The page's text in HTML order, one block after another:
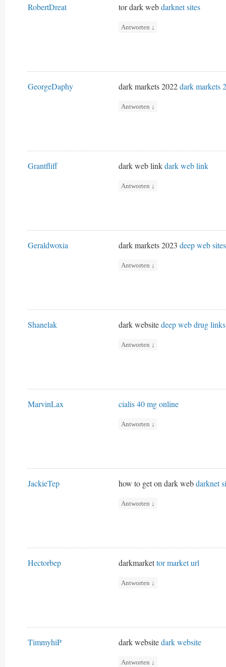
RobertDreat tor dark webdarknet sites
Antworten ↓
GeorgeDaphy dark markets 2022dark markets
Antworten ↓
Grantfliff dark web linkdark web link
Antworten ↓
Geraldwoxia dark markets 2023 deep web sites
Antworten ↓
Shanelak dark websitedeep web drug links
Antworten ↓
MarvinLax cialis 40 mg online
Antworten ↓
JackieTep how to get on dark webdarknet
Antworten ↓
Hectorbep darkmarkettor market url
Antworten ↓
TimmyhiP dark websitedark website
Antworten ↓